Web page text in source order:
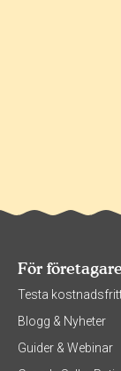
För företagare
Testa
Blogg & Nyheter
Guider & Webinar